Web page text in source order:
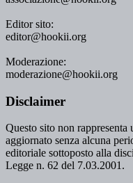
Editor sito:
editor@hookii.org
Moderazione:
moderazione@hookii.org
Disclaimer
Questo sito non rappresenta
aggiornato senza alcuna
editoriale sottoposto alla
Legge n. 62 del 7.03.2001.